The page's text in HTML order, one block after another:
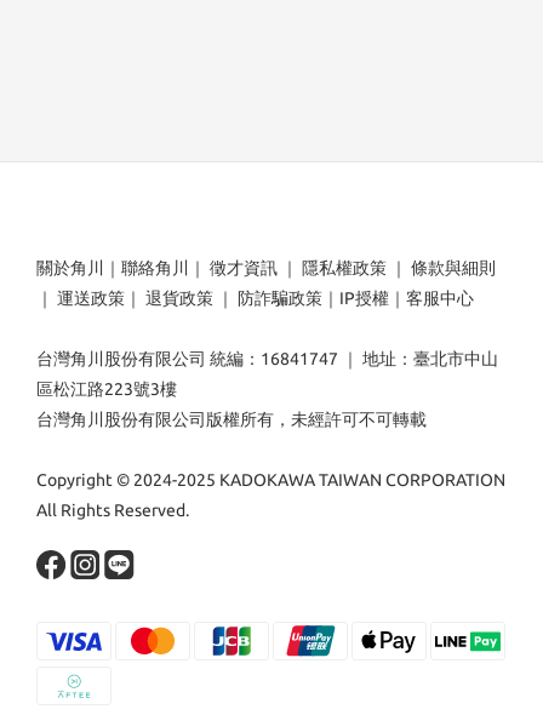
關於角川 ｜ 聯絡角川 ｜ 徵才資訊 ｜ 隱私權政策 ｜ 條款與細則
｜ 運送政策 ｜ 退貨政策 ｜ 防詐騙政策 ｜ IP授權 ｜ 客服中心
台灣角川股份有限公司 統編：16841747 ｜ 地址：臺北市中山
區松江路223號3樓
台灣角川股份有限公司版權所有，未經許可不可轉載
Copyright © 2024-2025 KADOKAWA TAIWAN CORPORATION
All Rights Reserved.